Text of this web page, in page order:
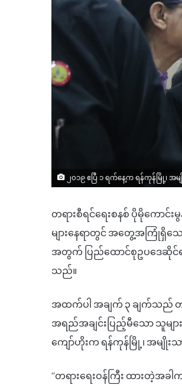
၂၀၁၉ ဧပြီ ၁ ရက်နေ့က ရန်ကုန်မြို့၊ အမ
တရားစီရင်ရေးစနစ် ပိုမိုကောင်
များနေရာတွင် အတွေ့အကြုံရှိသေ
အတွက် ပြည်ထောင်စုဥပဒေဆို
သည်။
အထက်ပါ အချက် ၃ ချက်သည် တရ
အရည်အချင်းပြည့်မီသော သူမ
ကျော်ဟိုးက ရန်ကုန်မြို့၊ အမျိုး
“တရားရေးဝန်ကြီး ထားတဲ့အခ